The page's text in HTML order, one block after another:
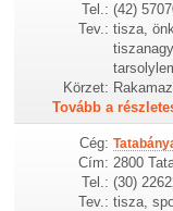
Tel.: (42)
Tev.: tisza,
Körzet: Rakamaz
Tovább a
Cég:
Cím: 2800
Tel.: (30)
Tev.: tisza,